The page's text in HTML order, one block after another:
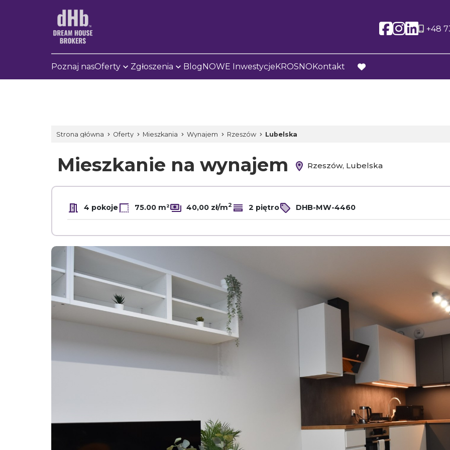
Social
+48
Poznaj nasOferty Zgłoszenia BlogNOWE InwestycjeKROSNOKontakt
favorite
Strona główna Oferty Mieszkania Wynajem Rzeszów Lubelska
Mieszkanie na wynajem Rzeszów, Lubelska
4 pokoje 75.00 m² 40,00 zł/m2 2 piętro DHB-MW-4460